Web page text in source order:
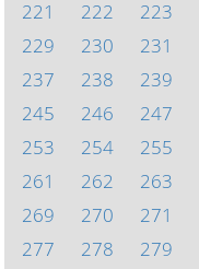
221
222 223
229
230 231
237
238 239
245
246 247
253
254 255
261
262 263
269
270 271
277
278 279